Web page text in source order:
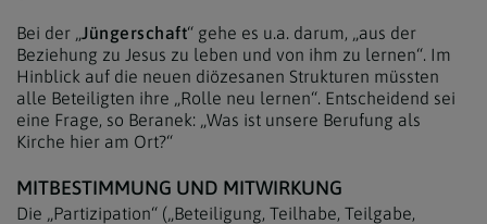
Bei der „Jüngerschaft“ gehe es u.a. darum, „aus der
Beziehung zu Jesus zu leben und von ihm zu lernen“. Im
Hinblick auf die neuen diözesanen Strukturen müssten
alle Beteiligten ihre „Rolle neu lernen“. Entscheidend sei
eine Frage, so Beranek: „Was ist unsere Berufung als
Kirche hier am Ort?“
MITBESTIMMUNG UND MITWIRKUNG
Die „Partizipation“ („Beteiligung, Teilhabe, Teilgabe,